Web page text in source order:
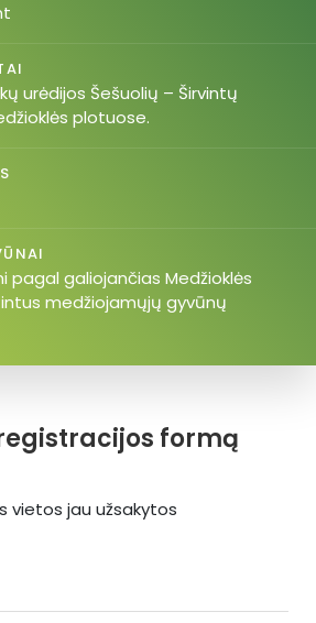
formą
vietos jau užsakytos
urėdijos Šešuolių – Širvintų
plotuose.
pagal galiojančias Medžioklės
medžiojamųjų gyvūnų